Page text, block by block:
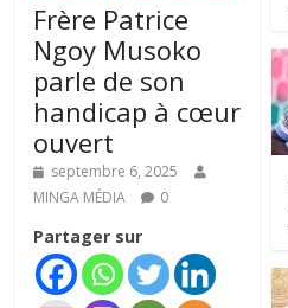
Frère Patrice
Ngoy Musoko
parle de son
handicap à cœur
ouvert
septembre 6, 2025
MINGA MÉDIA
0
Partager sur